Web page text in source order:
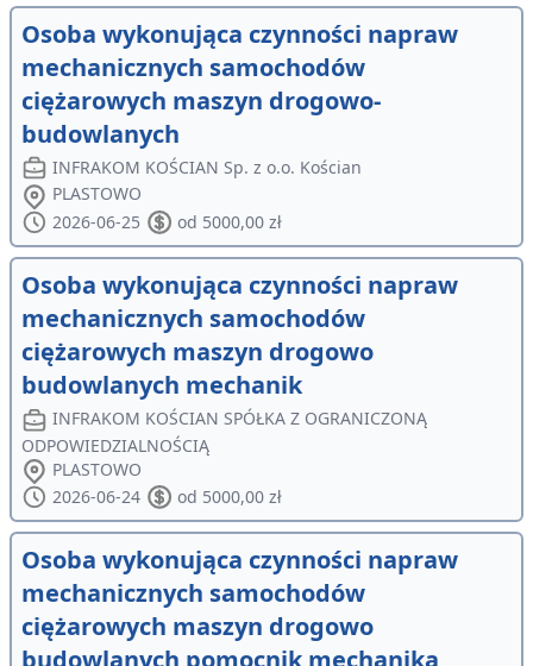
Osoba wykonująca czynności napraw
mechanicznych samochodów
ciężarowych maszyn drogowo-
budowlanych
INFRAKOM KOŚCIAN Sp. z o.o. Kościan
PLASTOWO
2026-06-25
od 5000,00 zł
Osoba wykonująca czynności napraw
mechanicznych samochodów
ciężarowych maszyn drogowo
budowlanych mechanik
INFRAKOM KOŚCIAN SPÓŁKA Z OGRANICZONĄ
ODPOWIEDZIALNOŚCIĄ
PLASTOWO
2026-06-24
od 5000,00 zł
Osoba wykonująca czynności napraw
mechanicznych samochodów
ciężarowych maszyn drogowo